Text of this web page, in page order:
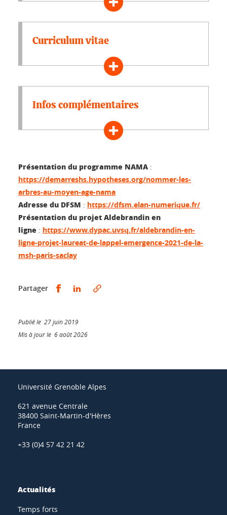
Curriculum vitae
Infos complémentaires
Présentation du programme NAMA :
https://demarreshs.hypotheses.org/nommer-les-
arbres-au-moyen-age-nama
Adresse du DFSM : https://dfsm.elan-numerique.fr/
Présentation du projet Aldebrandin en
ligne : https://www.dypac.uvsq.fr/aldebrandin-en-
ligne-projet-laureat-de-lappel-emergence-2021-de-la-
msh-paris-saclay
Partager Partager sur Facebook
Partager sur LinkedIn
Publié le 27 juin 2019
Mis à jour le 6 août 2026
Université Grenoble Alpes
621 avenue Centrale
38400 Saint-Martin-d'Hères
France
+33 (0)4 57 42 21 42
Actualités
Temps forts